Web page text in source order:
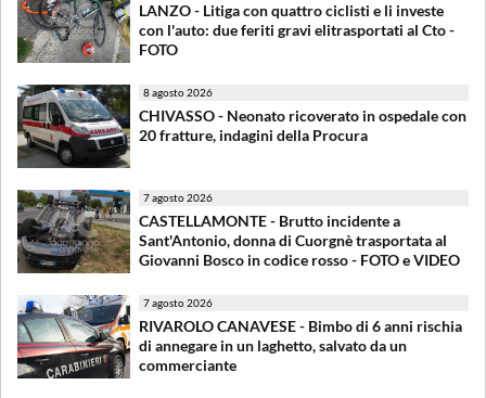
LANZO - Litiga con quattro ciclisti e li investe
con l'auto: due feriti gravi elitrasportati al Cto -
FOTO
8 agosto 2026
CHIVASSO - Neonato ricoverato in ospedale con
20 fratture, indagini della Procura
7 agosto 2026
CASTELLAMONTE - Brutto incidente a
Sant'Antonio, donna di Cuorgnè trasportata al
Giovanni Bosco in codice rosso - FOTO e VIDEO
7 agosto 2026
RIVAROLO CANAVESE - Bimbo di 6 anni rischia
di annegare in un laghetto, salvato da un
commerciante